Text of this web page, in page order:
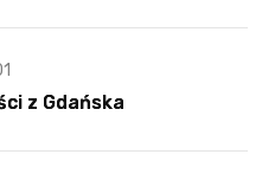
z Gdańska